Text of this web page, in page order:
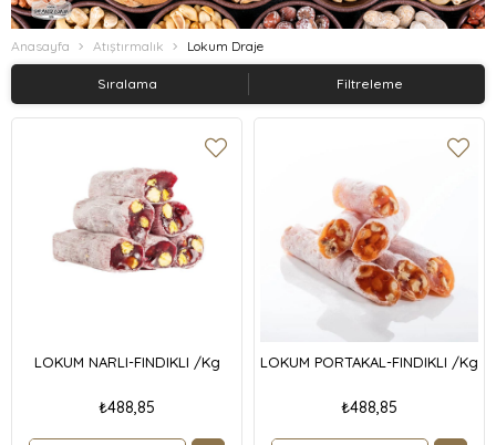
Anasayfa Atıştırmalık Lokum Draje
Filtreleme
Sıralama
LOKUM NARLI-FINDIKLI /Kg
₺488,85
LOKUM PORTAKAL-FINDIKLI /Kg
₺488,85